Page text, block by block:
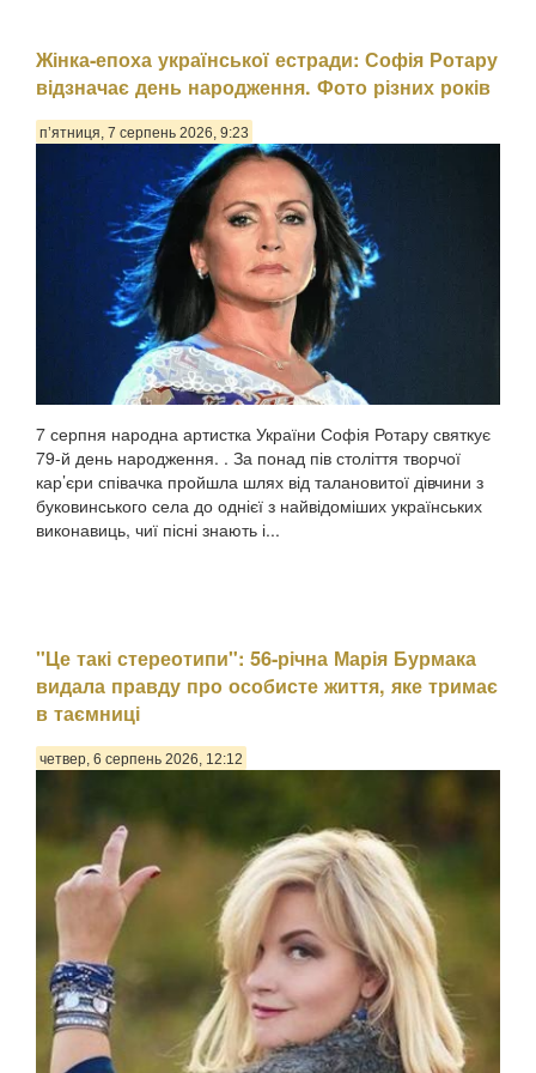
Жінка-епоха української естради: Софія Ротару
відзначає день народження. Фото різних років
п’ятниця, 7 серпень 2026, 9:23
7 серпня народна артистка України Софія Ротару святкує
79-й день народження. . За понад пів століття творчої
кар’єри співачка пройшла шлях від талановитої дівчини з
буковинського села до однієї з найвідоміших українських
виконавиць, чиї пісні знають і...
"Це такі стереотипи": 56-річна Марія Бурмака
видала правду про особисте життя, яке тримає
в таємниці
четвер, 6 серпень 2026, 12:12